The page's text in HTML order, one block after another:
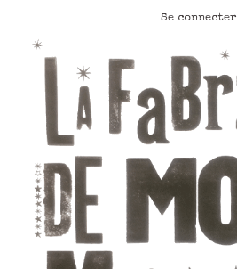
Se connecter